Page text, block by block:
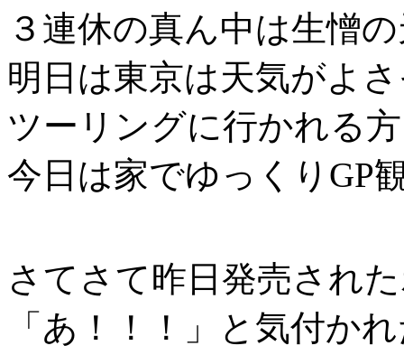
３連休の真ん中は生憎
明日は東京は天気がよ
ツーリングに行かれる
今日は家でゆっくりGP
さてさて昨日発売され
「あ！！！」と気付か